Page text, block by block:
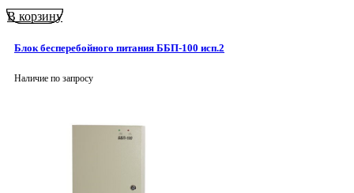
В корзину
Блок бесперебойного питания ББП-100 исп.2
Наличие по запросу